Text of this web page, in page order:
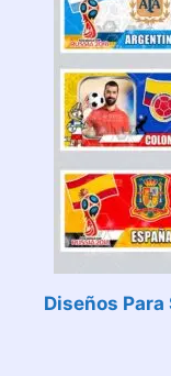
Diseños